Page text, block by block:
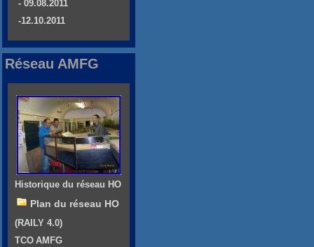
- 09.08.2011
-12.10.2011
Réseau AMFG
Historique du réseau HO
Plan du réseau HO
(RAILY 4.0)
TCO AMFG